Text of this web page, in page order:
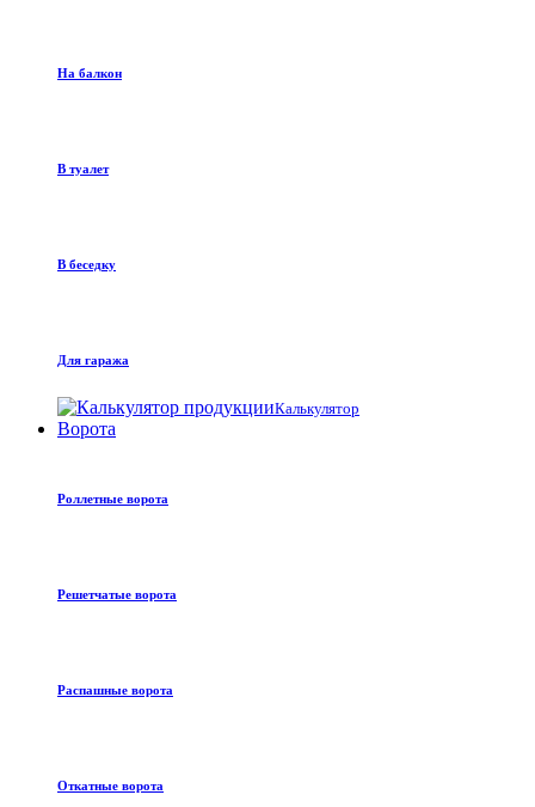
На балкон
В туалет
В беседку
Для гаража
Калькулятор
Ворота
Роллетные ворота
Решетчатые ворота
Распашные ворота
Откатные ворота